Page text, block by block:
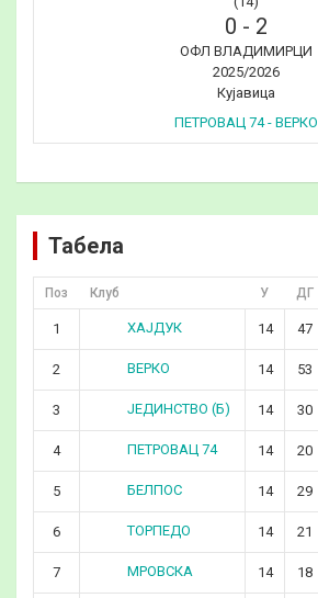
0 - 2
ОФЛ ВЛАДИМИРЦИ
2025/2026
Кујавица
ПЕТРОВАЦ 74 - ВЕРКО
Табела
Поз Клуб У ДГ
1 ХАЈДУК 14 47
2 ВЕРКО 14 53
3 ЈЕДИНСТВО (Б) 14 30
4 ПЕТРОВАЦ 74 14 20
5 БЕЛПОС 14 29
6 ТОРПЕДО 14 21
7 МРОВСКА 14 18